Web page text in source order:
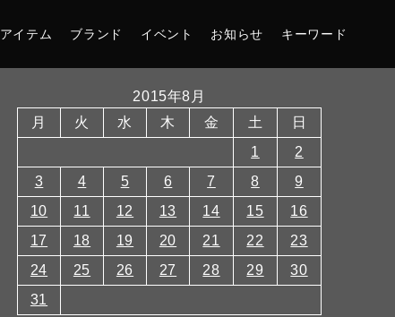
アイテム ブランド イベント お知らせ キーワード
2015年8月
月
火 水 木 金 土
日
1
2
3
4 5 6 7 8
9
10
11 12 13 14 15
16
17
18 19 20 21 22
23
24
25 26 27 28 29
30
31